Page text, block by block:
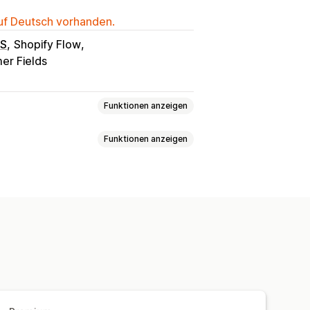
Deutsch vorhanden.
Shopify Flow
Fields
Funktionen anzeigen
Funktionen anzeigen